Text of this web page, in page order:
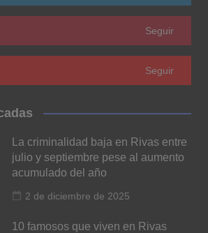
Seguir
Seguir
La criminalidad baja en Rivas entre
julio y septiembre pese al aumento
acumulado del año
2 de diciembre de 2025
10 famosos que viven en Rivas